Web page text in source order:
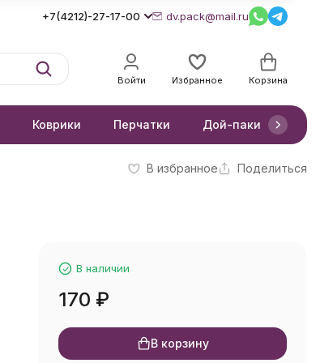
+7(4212)-27-17-00 dv.pack@mail.ru
Войти Избранное Корзина
Коврики Перчатки Дой-паки
В избранное Поделиться
В наличии
170 ₽
В корзину